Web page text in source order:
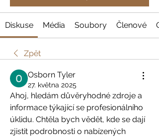
Diskuse Média Soubory Členové
Zpět
Osborn Tyler
27. května 2025
Ahoj, hledám důvěryhodné zdroje a
informace týkající se profesionálního
úklidu. Chtěla bych vědět, kde se dají
zjistit podrobnosti o nabízených